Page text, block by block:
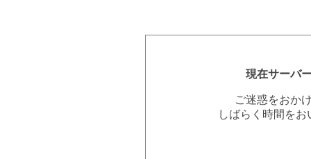
現在サーバ
ご迷惑をおか
しばらく時間を